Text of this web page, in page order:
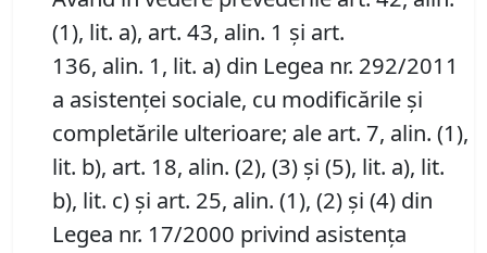
(1), lit. a), art. 43, alin. 1 şi art.
136, alin. 1, lit. a) din Legea nr. 292/2011
a asistenţei sociale, cu modificările şi
completările ulterioare; ale art. 7, alin. (1),
lit. b), art. 18, alin. (2), (3) și (5), lit. a), lit.
b), lit. c) şi art. 25, alin. (1), (2) şi (4) din
Legea nr. 17/2000 privind asistenţa